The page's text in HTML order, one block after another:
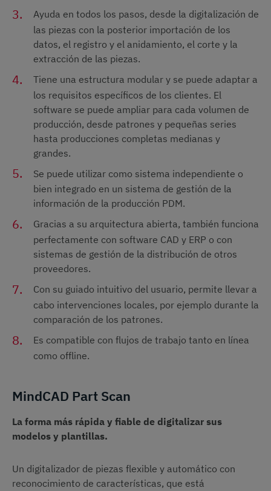
Ayuda en todos los pasos, desde la digitalización de
las piezas con la posterior importación de los
datos, el registro y el anidamiento, el corte y la
extracción de las piezas.
Tiene una estructura modular y se puede adaptar a
los requisitos específicos de los clientes. El
software se puede ampliar para cada volumen de
producción, desde patrones y pequeñas series
hasta producciones completas medianas y
grandes.
Se puede utilizar como sistema independiente o
bien integrado en un sistema de gestión de la
información de la producción PDM.
Gracias a su arquitectura abierta, también funciona
perfectamente con software CAD y ERP o con
sistemas de gestión de la distribución de otros
proveedores.
Con su guiado intuitivo del usuario, permite llevar a
cabo intervenciones locales, por ejemplo durante la
comparación de los patrones.
Es compatible con flujos de trabajo tanto en línea
como offline.
MindCAD Part Scan
La forma más rápida y fiable de digitalizar sus
modelos y plantillas.
Un digitalizador de piezas flexible y automático con
reconocimiento de características, que está